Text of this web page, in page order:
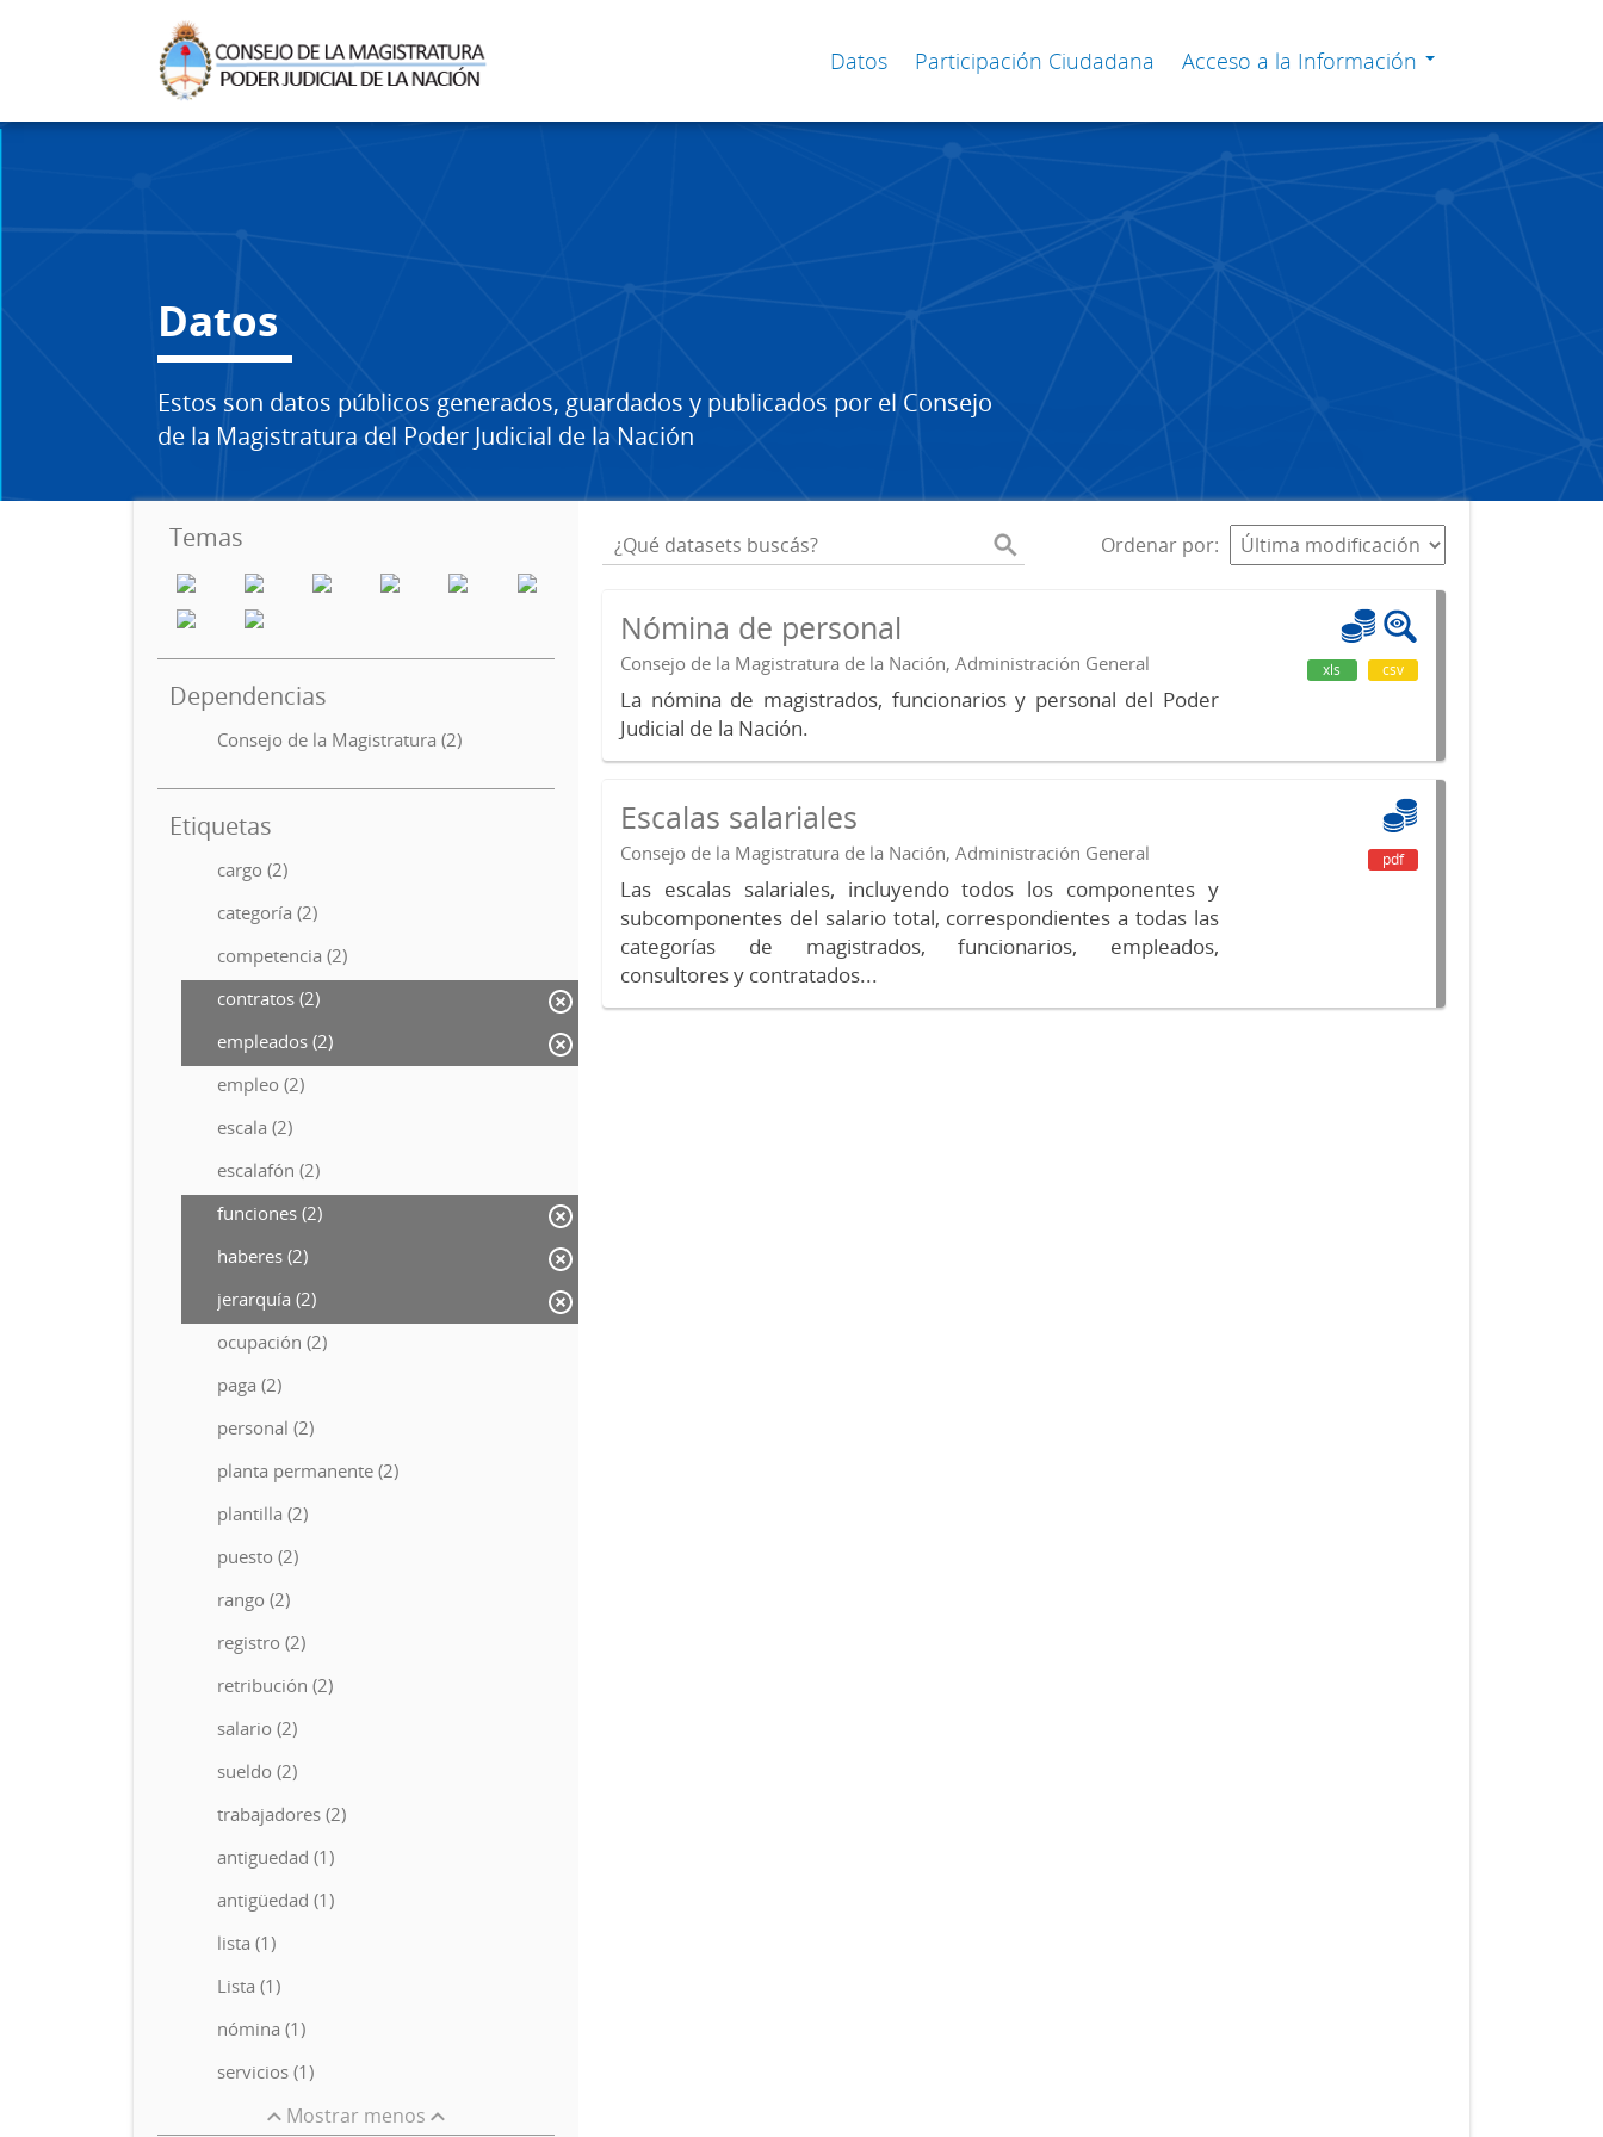
Datos Participación Ciudadana Acceso a la Información
Datos
Estos son datos públicos generados, guardados y publicados por el Consejo
de la Magistratura del Poder Judicial de la Nación
Temas
Dependencias
Consejo de la Magistratura (2)
Etiquetas
cargo (2)
categoría (2)
competencia (2)
contratos (2)
empleados (2)
empleo (2)
escala (2)
escalafón (2)
funciones (2)
haberes (2)
jerarquía (2)
ocupación (2)
paga (2)
personal (2)
planta permanente (2)
plantilla (2)
puesto (2)
rango (2)
registro (2)
retribución (2)
salario (2)
sueldo (2)
trabajadores (2)
antiguedad (1)
antigüedad (1)
lista (1)
Lista (1)
nómina (1)
servicios (1)
Mostrar menos
Ordenar por
Nómina de personal
Consejo de la Magistratura de la Nación, Administración General
La nómina de magistrados, funcionarios y personal del Poder
Judicial de la Nación.
xls csv
Escalas salariales
Consejo de la Magistratura de la Nación, Administración General
Las escalas salariales, incluyendo todos los componentes y
subcomponentes del salario total, correspondientes a todas las
categorías de magistrados, funcionarios, empleados,
consultores y contratados...
pdf